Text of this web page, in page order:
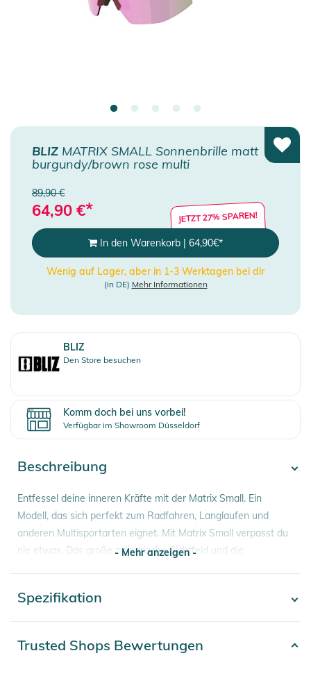
BLIZ MATRIX SMALL Sonnenbrille matt
burgundy/brown rose multi
89,90 €
64,90 €* JETZT 27% SPAREN!
In den Warenkorb | 64,90€*
Wenig auf Lager, aber in 1-3 Werktagen bei dir
(in DE) Mehr Informationen
BLIZ
Den Store besuchen
Komm doch bei uns vorbei!
Verfügbar im Showroom Düsseldorf
Beschreibung
Entfessel deine inneren Kräfte mit der Matrix Small. Ein
Modell, das sich perfekt zum Radfahren, Langlaufen und
anderen Multisportarten eignet. Mit Matrix Small verpasst du
nie etwas. Das große zylindrische Sichtfeld und die
Die Matrix Small ist mit Hydro Lens Tech ausgestattet. Eine
Linse aus X-PC mit hoher optischer Qualität für klare Sicht bei
Komfort erhältst du mit einem verstellbaren Nasenpad und
- Mehr anzeigen -
Spezifikation
Trusted Shops Bewertungen